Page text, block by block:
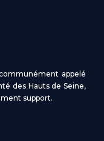
appelé
des Hauts de Seine,
support.